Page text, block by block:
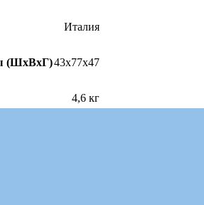
Италия
(ШхВхГ)43х77х47
4,6 кг